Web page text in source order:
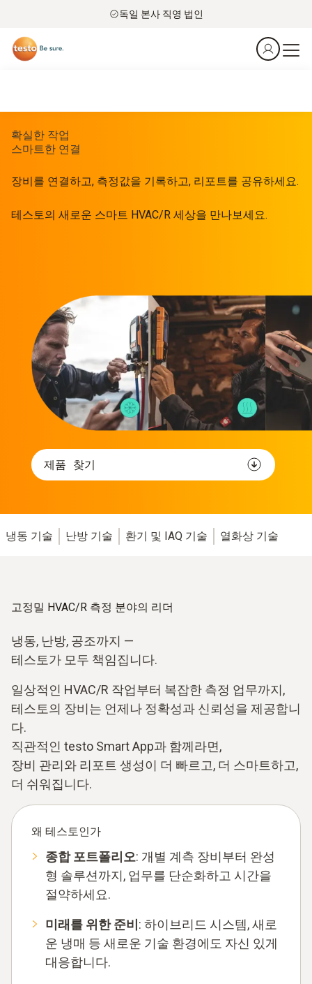
독일 본사 직영 법인
확실한 작업
스마트한 연결
장비를 연결하고, 측정값을 기록하고, 리포트를 공유하세요.
테스토의 새로운 스마트 HVAC/R 세상을 만나보세요.
제품 찾기
냉동 기술 난방 기술 환기 및 IAQ 기술 열화상 기술
고정밀 HVAC/R 측정 분야의 리더
냉동, 난방, 공조까지 —
테스토가 모두 책임집니다.
일상적인 HVAC/R 작업부터 복잡한 측정 업무까지,
테스토의 장비는 언제나 정확성과 신뢰성을 제공합니
다.
직관적인 testo Smart App과 함께라면,
장비 관리와 리포트 생성이 더 빠르고, 더 스마트하고,
더 쉬워집니다.
왜 테스토인가
종합 포트폴리오: 개별 계측 장비부터 완성
형 솔루션까지, 업무를 단순화하고 시간을
절약하세요.
미래를 위한 준비 : 하이브리드 시스템, 새로
운 냉매 등 새로운 기술 환경에도 자신 있게
대응합니다.